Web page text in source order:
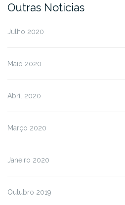
Outras Noticias
Julho 2020
Maio 2020
Abril 2020
Março 2020
Janeiro 2020
Outubro 2019